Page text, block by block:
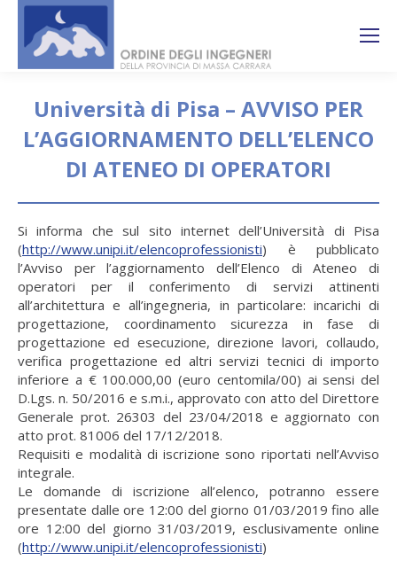
Università di Pisa – AVVISO PER
L’AGGIORNAMENTO DELL’ELENCO
DI ATENEO DI OPERATORI
Si informa che sul sito internet dell’Università di Pisa
(http://www.unipi.it/elencoprofessionisti) è pubblicato
l’Avviso per l’aggiornamento dell’Elenco di Ateneo di
operatori per il conferimento di servizi attinenti
all’architettura e all’ingegneria, in particolare: incarichi di
progettazione, coordinamento sicurezza in fase di
progettazione ed esecuzione, direzione lavori, collaudo,
verifica progettazione ed altri servizi tecnici di importo
inferiore a € 100.000,00 (euro centomila/00) ai sensi del
D.Lgs. n. 50/2016 e s.m.i., approvato con atto del Direttore
Generale prot. 26303 del 23/04/2018 e aggiornato con
atto prot. 81006 del 17/12/2018.
Requisiti e modalità di iscrizione sono riportati nell’Avviso
integrale.
Le domande di iscrizione all’elenco, potranno essere
presentate dalle ore 12:00 del giorno 01/03/2019 fino alle
ore 12:00 del giorno 31/03/2019, esclusivamente online
(http://www.unipi.it/elencoprofessionisti)